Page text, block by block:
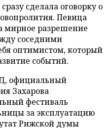
сделала оговорку о
Певица
мирное разрешение
соседними
оптимистом, который
событий.
официальный
Захарова
фестиваль
за эксплуатацию
Рижской думы